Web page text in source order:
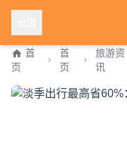
首
页
首
页
旅游资
讯